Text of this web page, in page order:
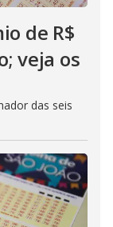
de R$
veja os
das seis